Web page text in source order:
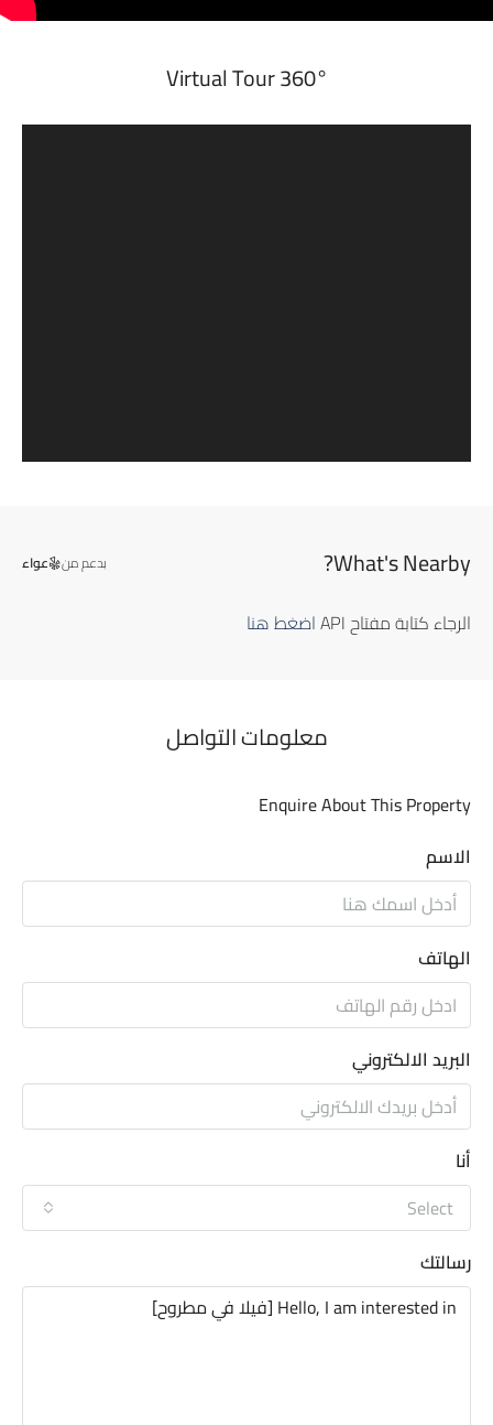
360° Virtual Tour
What's Nearby? بدعم من عواء
الرجاء كتابة مفتاح API اضغط هنا
معلومات التواصل
Enquire About This Property
الاسم
الهاتف
البريد الالكتروني
أنا
Select
رسالتك